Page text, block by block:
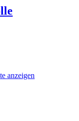
anzeigen